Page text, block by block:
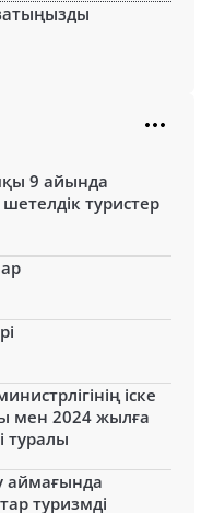
9 айында
туристер
іске
мен 2024 жылға
туралы
аймағында
туризмді